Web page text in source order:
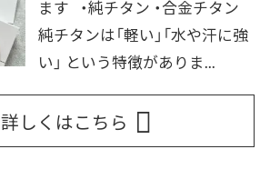
ます ・純チタン ・合金チタン
純チタンは「軽い」「水や汗に強
い」 という特徴がありま...
詳しくはこちら